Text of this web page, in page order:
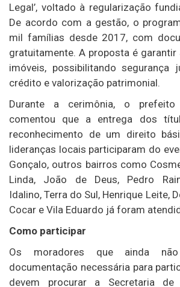
Legal’, voltado à regularização
De acordo com a gestão, o
mil famílias desde 2017, com
gratuitamente. A proposta é
imóveis, possibilitando segurança
crédito e valorização patrimonial.
Durante a cerimônia, o prefeito
comentou que a entrega dos
reconhecimento de um direito
lideranças locais participaram do
Gonçalo, outros bairros como
Linda, João de Deus, Pedro
Idalino, Terra do Sul, Henrique Leite,
Cocar e Vila Eduardo já foram
Como participar
Os moradores que ainda
documentação necessária para
devem procurar a Secretaria de